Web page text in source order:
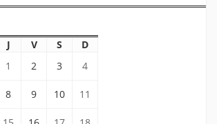
J V S
D
1
2 3 4
8 9 10 11